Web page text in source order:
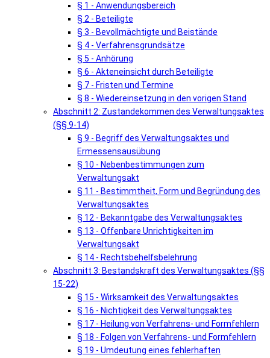
§ 1 - Anwendungsbereich
§ 2 - Beteiligte
§ 3 - Bevollmächtigte und Beistände
§ 4 - Verfahrensgrundsätze
§ 5 - Anhörung
§ 6 - Akteneinsicht durch Beteiligte
§ 7 - Fristen und Termine
§ 8 - Wiedereinsetzung in den vorigen Stand
Abschnitt 2: Zustandekommen des Verwaltungsaktes
(§§ 9-14)
§ 9 - Begriff des Verwaltungsaktes und
Ermessensausübung
§ 10 - Nebenbestimmungen zum
Verwaltungsakt
§ 11 - Bestimmtheit, Form und Begründung des
Verwaltungsaktes
§ 12 - Bekanntgabe des Verwaltungsaktes
§ 13 - Offenbare Unrichtigkeiten im
Verwaltungsakt
§ 14 - Rechtsbehelfsbelehrung
Abschnitt 3: Bestandskraft des Verwaltungsaktes (§§
15-22)
§ 15 - Wirksamkeit des Verwaltungsaktes
§ 16 - Nichtigkeit des Verwaltungsaktes
§ 17 - Heilung von Verfahrens- und Formfehlern
§ 18 - Folgen von Verfahrens- und Formfehlern
§ 19 - Umdeutung eines fehlerhaften